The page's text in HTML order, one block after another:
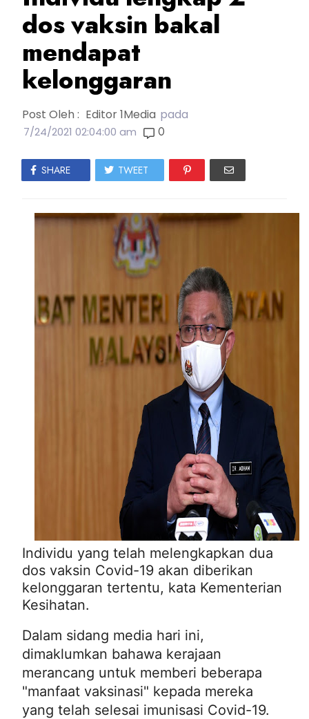
dos vaksin bakal
mendapat
kelonggaran
Post Oleh : Editor 1Media pada
7/24/2021 02:04:00 am 0
SHARE TWEET
Individu yang telah melengkapkan dua
dos vaksin Covid-19 akan diberikan
kelonggaran tertentu, kata Kementerian
Kesihatan.
Dalam sidang media hari ini,
dimaklumkan bahawa kerajaan
merancang untuk memberi beberapa
"manfaat vaksinasi" kepada mereka
yang telah selesai imunisasi Covid-19.